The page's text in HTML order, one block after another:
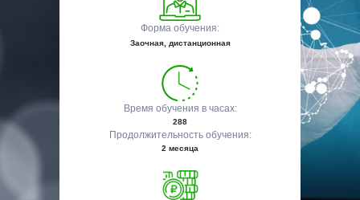
Форма обучения:
Заочная, дистанционная
Время обучения в часах:
288
Продолжительность обучения:
2 месяца